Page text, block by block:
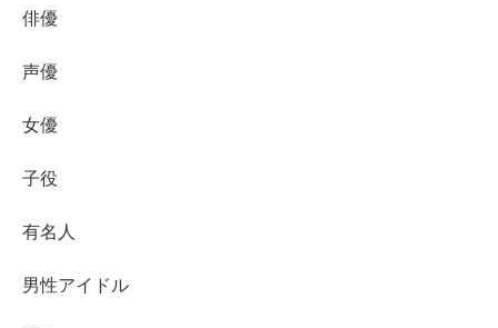
俳優
声優
女優
子役
有名人
男性アイドル